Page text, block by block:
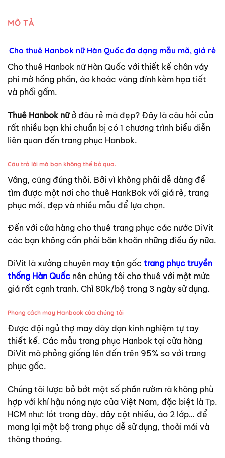
MÔ TẢ
Cho thuê Hanbok nữ Hàn Quốc đa dạng mẫu mã, giá rẻ
Cho thuê Hanbok nữ Hàn Quốc với thiết kế chân váy
phi mờ hồng phấn, áo khoác vàng đính kèm họa tiết
và phối gấm.
Thuê Hanbok nữở đâu rẻ mà đẹp? Đây là câu hỏi của
rất nhiều bạn khi chuẩn bị có 1 chương trình biểu diễn
liên quan đến trang phục Hanbok.
Câu trả lời mà bạn không thể bỏ qua.
Vâng, cũng đúng thôi. Bởi vì không phải dễ dàng để
tìm được một nơi cho thuê HankBok với giá rẻ, trang
phục mới, đẹp và nhiều mẫu để lựa chọn.
Đến với cửa hàng cho thuê trang phục các nước DiVit
các bạn không cần phải băn khoăn những điều ấy nữa.
DiVit là xưởng chuyên may tận gốc trang phục truyền
thống Hàn Quốc nên chúng tôi cho thuê với một mức
giá rất cạnh tranh. Chỉ 80k/bộ trong 3 ngày sử dụng.
Phong cách may Hanbook của chúng tôi
Được đội ngủ thợ may dày dạn kinh nghiệm tự tay
thiết kế. Các mẫu trang phục Hanbok tại cửa hàng
DiVit mô phỏng giống lên đến trên 95% so với trang
phục gốc.
Chúng tôi lược bỏ bớt một số phần rườm rà không phù
hợp với khí hậu nóng nực của Việt Nam, đặc biệt là Tp.
HCM như: lót trong dày, dây cột nhiều, áo 2 lớp… để
mang lại một bộ trang phục dễ sử dụng, thoải mái và
thông thoáng.